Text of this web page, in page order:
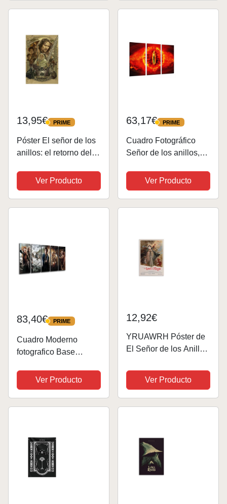
13,95€ PRIME
PRIME
Póster El señor de los
anillos: el retorno del
DinA3, impresión offset
digital sobre papel de
200g, fabricado en
Ver Producto
63,17€ PRIME
PRIME
Cuadro Fotográfico
Señor de los anillos,
Tamaño total: 97 x 62
cm XXL
Ver Producto
83,40€ PRIME
PRIME
Cuadro Moderno
fotografico Base
El Señor De Los
Anillos Ref. 26113
Ver Producto
12,92€
YRUAWRH Póster de
El Señor de los Anillos
estética, póster
vintage, pintura
decorativa para
dormitorio, sala de
Ver Producto